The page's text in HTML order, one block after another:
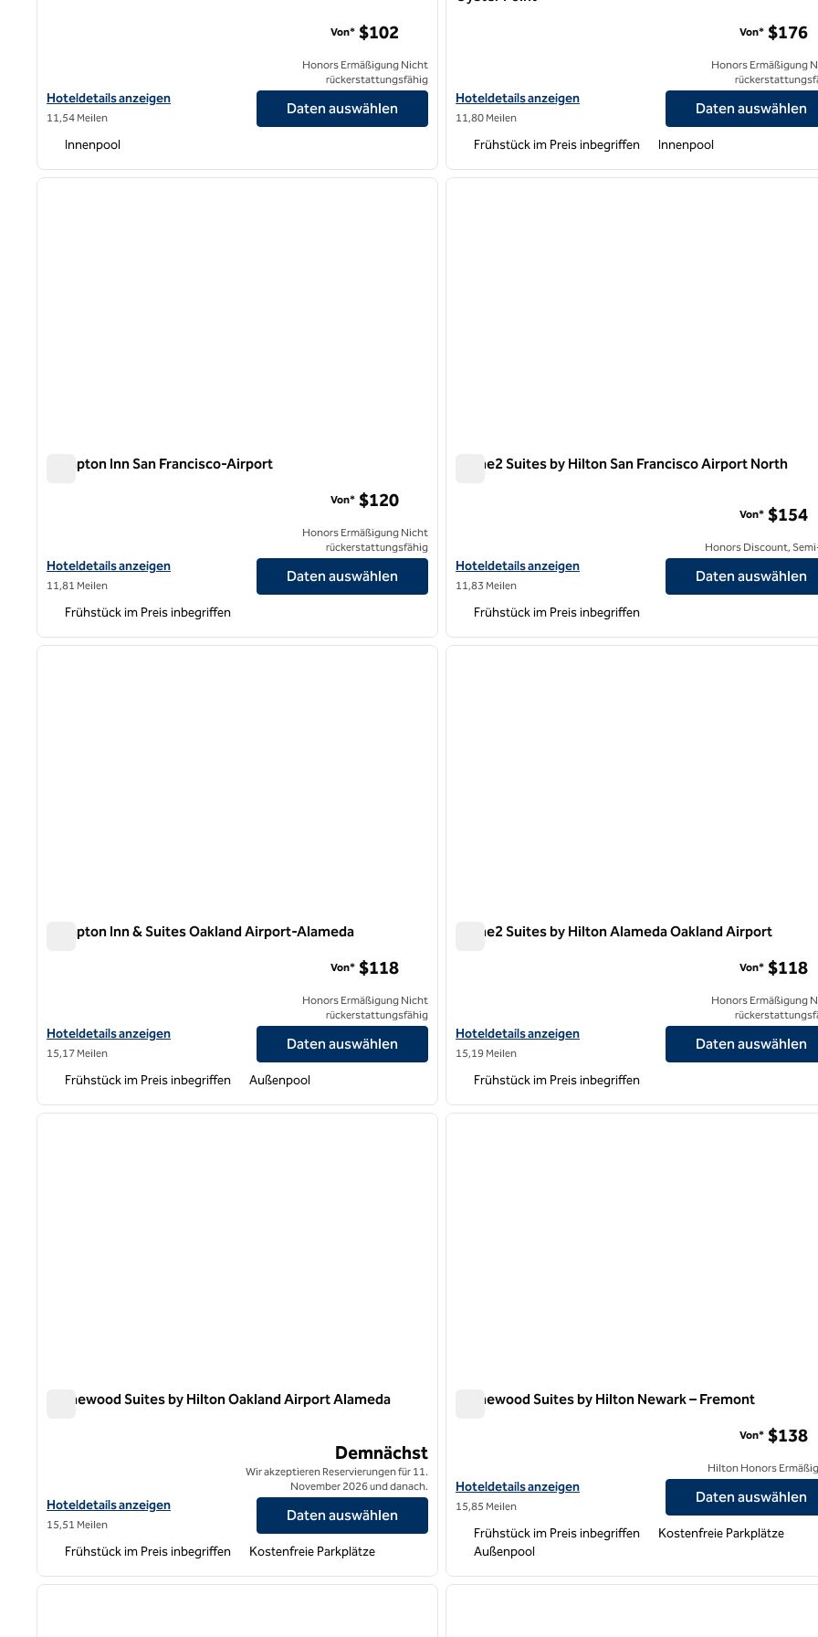
Hoteldetails für das Hilton Garden Inn Palo Alto anzeigen
Hoteldetails anzeigen
11,54 Meilen
Von* $102
Honors Ermäßigung Nicht
rückerstattungsfähig
Daten auswählen
Innenpool
Hoteldetails für Embassy Suites by Hilton San Francisco Airport
Hoteldetails anzeigen
11,80 Meilen
Von* $176
Honors Ermäßigung
Daten auswählen
Frühstück im Preis inbegriffen Innenpool
1 von 12
nächstes Bild
Hampton Inn San Francisco-Airport
Hoteldetails für das Hampton Inn San Francisco-Airport anzeigen
Hoteldetails anzeigen
11,81 Meilen
Von* $120
Honors Ermäßigung Nicht
rückerstattungsfähig
Daten auswählen
Frühstück im Preis inbegriffen
1 von 12
Home2 Suites by Hilton San Francisco Airport North
Hoteldetails für Home2 Suites by Hilton San Francisco Airport
Hoteldetails anzeigen
11,83 Meilen
Von* $154
Honors Discount,
Daten auswählen
Frühstück im Preis inbegriffen
1 von 12
nächstes Bild
Hampton Inn & Suites Oakland Airport-Alameda
Hoteldetails für Hampton Inn & Suites Oakland Airport-Alameda anzeigen
Hoteldetails anzeigen
15,17 Meilen
Von* $118
Honors Ermäßigung Nicht
rückerstattungsfähig
Daten auswählen
Frühstück im Preis inbegriffen Außenpool
1 von 12
Home2 Suites by Hilton Alameda Oakland Airport
Hoteldetails für Home2 Suites by Hilton Alameda Oakland Airport
Hoteldetails anzeigen
15,19 Meilen
Von* $118
Honors Ermäßigung
Daten auswählen
Frühstück im Preis inbegriffen
1 von 9
nächstes Bild
Homewood Suites by Hilton Oakland Airport Alameda
Hoteldetails für Homewood Suites by Hilton Oakland Airport Alameda anzeigen
Hoteldetails anzeigen
15,51 Meilen
Demnächst
Wir akzeptieren Reservierungen für 11.
November 2026 und danach.
Daten auswählen
Frühstück im Preis inbegriffen Kostenfreie Parkplätze
1 von 12
Homewood Suites by Hilton Newark – Fremont
Hoteldetails für Homewood Suites by Hilton Newark-Fremont
Hoteldetails anzeigen
15,85 Meilen
Von* $138
Hilton Honors
Daten auswählen
Frühstück im Preis inbegriffen
Kostenfreie Parkplätze
Außenpool
1 von 12
nächstes Bild
1 von 12